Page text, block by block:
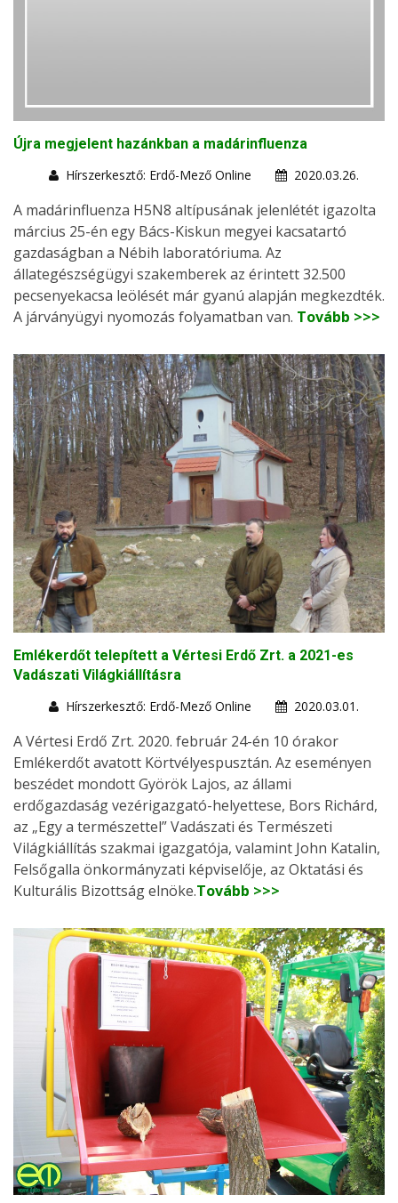
Újra megjelent hazánkban a madárinfluenza
Hírszerkesztő: Erdő-Mező Online
2020.03.26.
A madárinfluenza H5N8 altípusának jelenlétét igazolta
március 25-én egy Bács-Kiskun megyei kacsatartó
gazdaságban a Nébih laboratóriuma. Az
állategészségügyi szakemberek az érintett 32.500
pecsenyekacsa leölését már gyanú alapján megkezdték.
A járványügyi nyomozás folyamatban van. Tovább >>>
Emlékerdőt telepített a Vértesi Erdő Zrt. a 2021-es
Vadászati Világkiállításra
Hírszerkesztő: Erdő-Mező Online
2020.03.01.
A Vértesi Erdő Zrt. 2020. február 24-én 10 órakor
Emlékerdőt avatott Körtvélyespusztán. Az eseményen
beszédet mondott Györök Lajos, az állami
erdőgazdaság vezérigazgató-helyettese, Bors Richárd,
az „Egy a természettel” Vadászati és Természeti
Világkiállítás szakmai igazgatója, valamint John Katalin,
Felsőgalla önkormányzati képviselője, az Oktatási és
Kulturális Bizottság elnöke.Tovább >>>